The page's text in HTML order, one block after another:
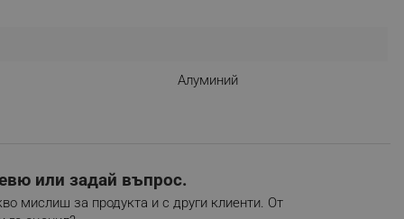
Алуминий
или задай въпрос.
мислиш за продукта и с други клиенти. От